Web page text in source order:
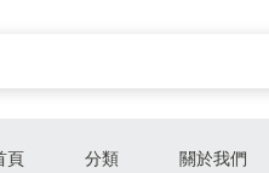
頁 分類 關於我們